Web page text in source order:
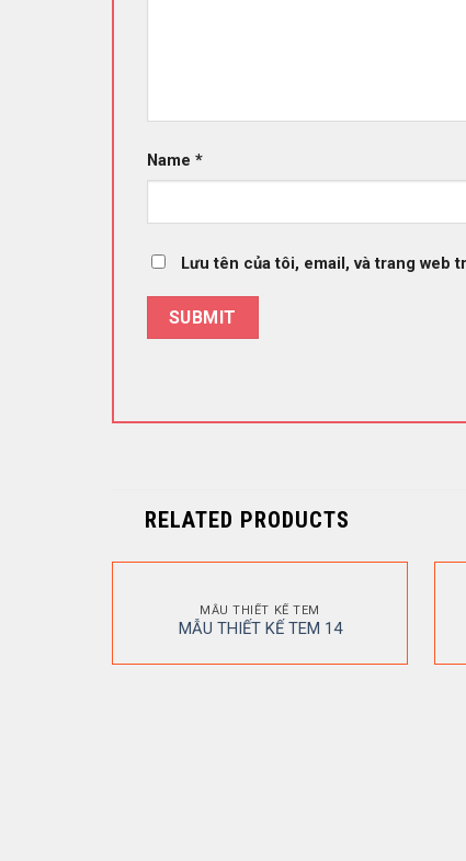
Name *
Lưu tên của tôi, email, và trang web
RELATED PRODUCTS
MẪU THIẾT KẾ TEM
MẪU THIẾT KẾ TEM 14